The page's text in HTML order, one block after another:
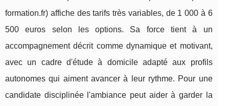
formation.fr) affiche des tarifs très variables, de 1 000 à 6
500 euros selon les options. Sa force tient à un
accompagnement décrit comme dynamique et motivant,
avec un cadre d'étude à domicile adapté aux profils
autonomes qui aiment avancer à leur rythme. Pour une
candidate disciplinée l'ambiance peut aider à garder la